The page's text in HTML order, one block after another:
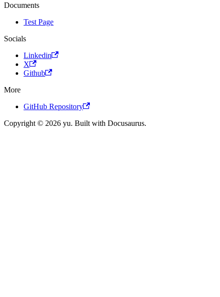
Documents
Test Page
Socials
Linkedin
X
Github
More
GitHub Repository
Copyright © 2026 yu. Built with Docusaurus.